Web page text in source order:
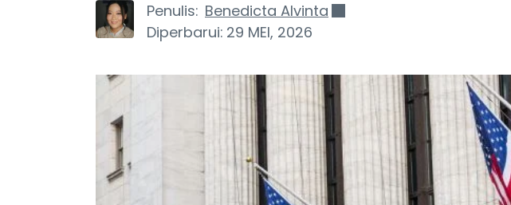
Penulis: Benedicta Alvinta
Diperbarui: 29 MEI, 2026